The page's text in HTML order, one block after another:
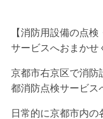
【消防用設備の点
サービスへおまかせ
京都市右京区で消防
都消防点検サービス
日常的に京都市内